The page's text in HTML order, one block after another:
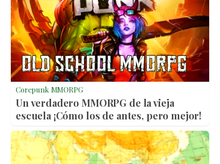
Corepunk MMORPG
Un verdadero MMORPG de la vieja
escuela ¡Cómo los de antes, pero mejor!